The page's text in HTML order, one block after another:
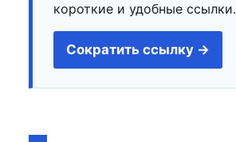
короткие и удобные ссылки.
Сократить ссылку →